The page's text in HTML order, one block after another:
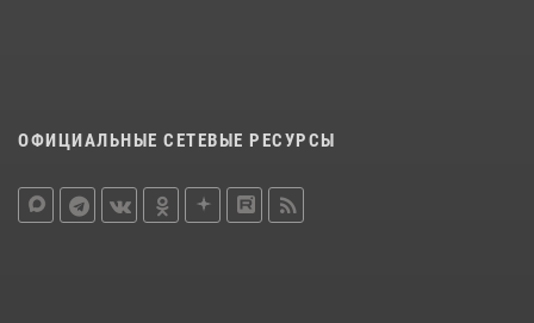
ОФИЦИАЛЬНЫЕ СЕТЕВЫЕ РЕСУРСЫ